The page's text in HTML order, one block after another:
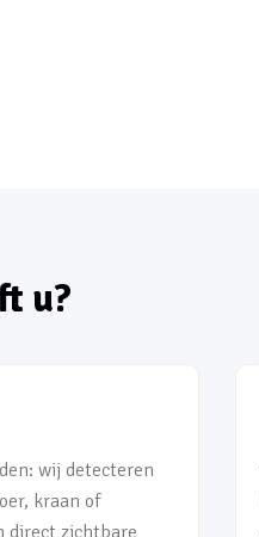
u?
wij detecteren
kraan of
direct zichtbare